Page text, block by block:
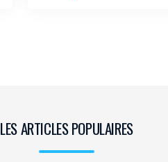
LES ARTICLES POPULAIRES